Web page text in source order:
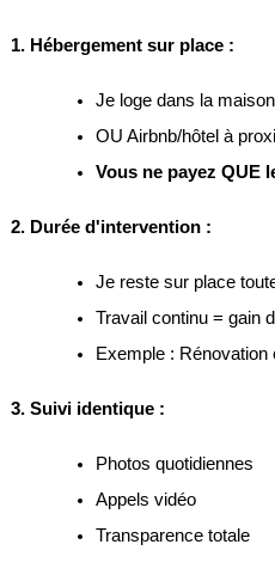
1. Hébergement sur place :
Je loge dans la
OU Airbnb/hôtel à
Vous ne payez QUE
2. Durée d'intervention :
Je reste sur place
Travail continu = gain
Exemple :
3. Suivi identique :
Photos quotidiennes
Appels vidéo
Transparence totale